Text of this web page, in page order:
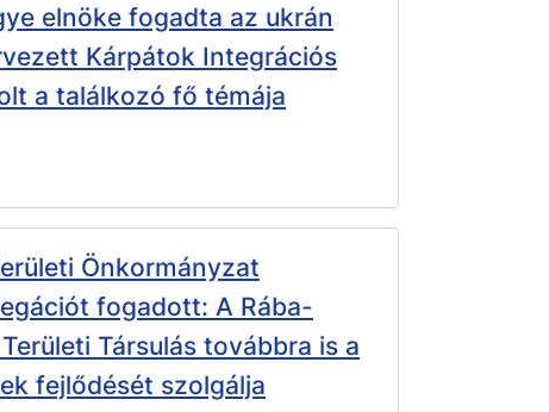
elnöke fogadta az ukrán
Kárpátok Integrációs
a találkozó fő témája
Önkormányzat
fogadott: A Rába-
Társulás továbbra is a
fejlődését szolgálja